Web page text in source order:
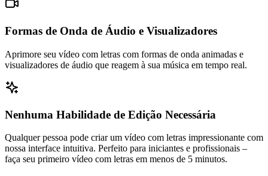
Formas de Onda de Áudio e Visualizadores
Aprimore seu vídeo com letras com formas de onda animadas e
visualizadores de áudio que reagem à sua música em tempo real.
Nenhuma Habilidade de Edição Necessária
Qualquer pessoa pode criar um vídeo com letras impressionante com
nossa interface intuitiva. Perfeito para iniciantes e profissionais –
faça seu primeiro vídeo com letras em menos de 5 minutos.